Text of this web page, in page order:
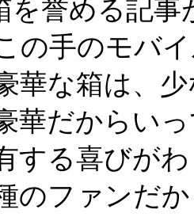
を誉める記事
の手のモバ
華な箱は、
華だからい
する喜びが
のファンだ